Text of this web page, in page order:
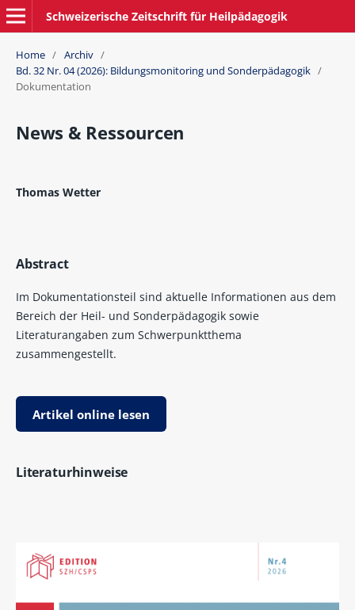
Schweizerische Zeitschrift für Heilpädagogik
Home / Archiv /
Bd. 32 Nr. 04 (2026): Bildungsmonitoring und Sonderpädagogik /
Dokumentation
News & Ressourcen
Thomas Wetter
Abstract
Im Dokumentationsteil sind aktuelle Informationen aus dem
Bereich der Heil- und Sonderpädagogik sowie
Literaturangaben zum Schwerpunktthema
zusammengestellt.
Artikel online lesen
Literaturhinweise